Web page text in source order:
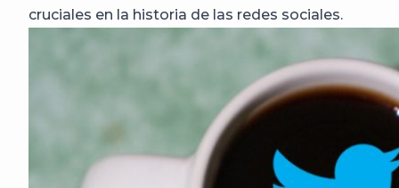
cruciales en la historia de las redes sociales.